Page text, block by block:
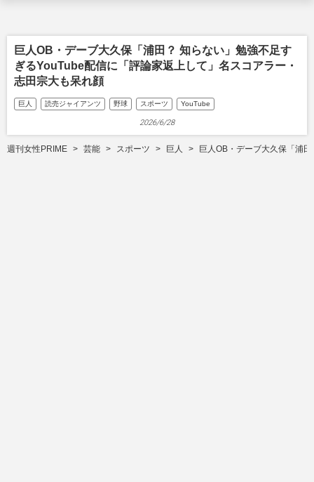
巨人OB・デーブ大久保「浦田？ 知らない」勉強不足す
ぎるYouTube配信に「評論家返上して」名スコアラー・
志田宗大も呆れ顔
巨人 読売ジャイアンツ 野球 スポーツ YouTube
2026/6/28
週刊女性PRIME 芸能 スポーツ 巨人 巨人OB・デーブ大久保「浦